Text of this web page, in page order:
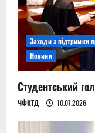
Заходи з підтримки
Новини
Студентський
ЧФКТД 10.07.2026